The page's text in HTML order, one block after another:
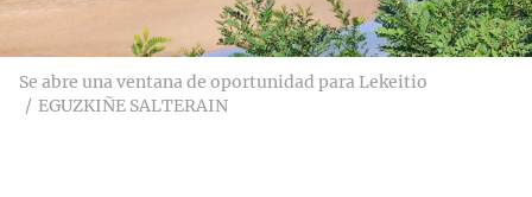
Se abre una ventana de oportunidad para Lekeitio
EGUZKIÑE SALTERAIN